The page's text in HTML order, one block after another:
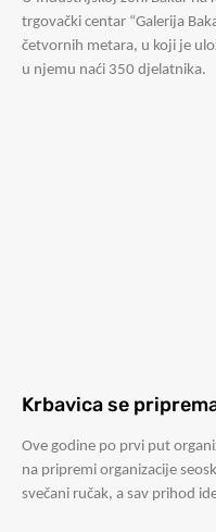
trgovački centar “Galerija
četvornih metara, u koji je
u njemu naći 350 djelatnika.
Krbavica se
Ove godine po prvi put
na pripremi organizacije
svečani ručak, a sav prihod